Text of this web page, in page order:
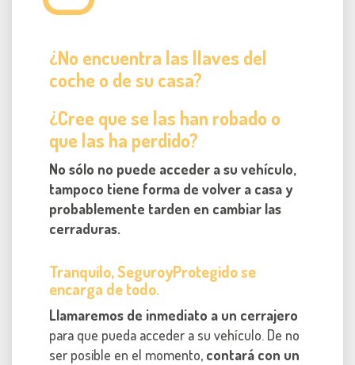
¿No encuentra las llaves del
coche o de su casa?
¿Cree que se las han robado o
que las ha perdido?
No sólo no puede acceder a su vehículo,
tampoco tiene forma de volver a casa y
probablemente tarden en cambiar las
cerraduras.
Tranquilo, SeguroyProtegido se
encarga de todo.
Llamaremos de inmediato a un cerrajero
para que pueda acceder a su vehículo. De no
ser posible en el momento, contará con un